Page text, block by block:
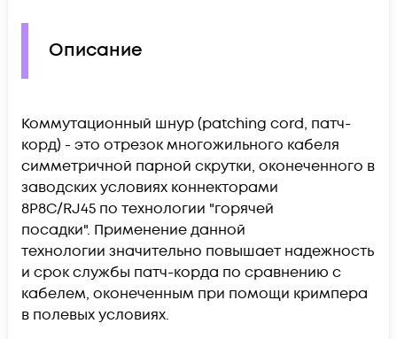
Описание
Коммутационный шнур (patching cord, патч-
корд) - это отрезок многожильного кабеля
симметричной парной скрутки, оконеченного в
заводских условиях коннекторами
8P8C/RJ45 по технологии "горячей
посадки". Применение данной
технологии значительно повышает надежность
и срок службы патч-корда по сравнению с
кабелем, оконеченным при помощи кримпера
в полевых условиях.